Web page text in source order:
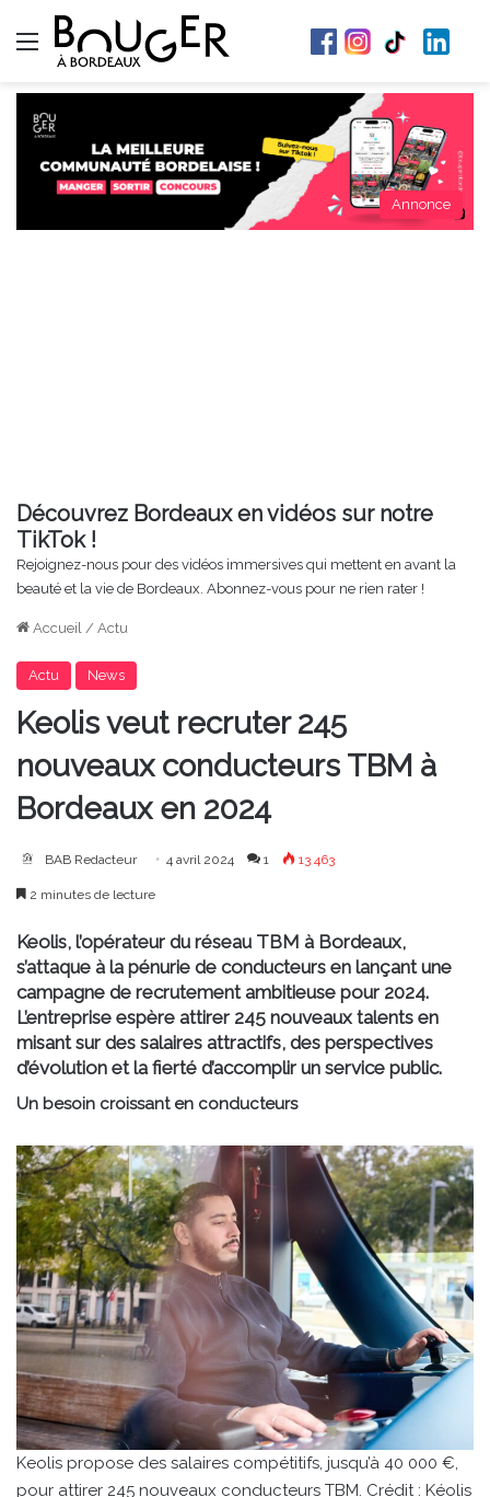
Menu
Annonce
Découvrez Bordeaux en vidéos sur notre
TikTok !
Rejoignez-nous pour des vidéos immersives qui mettent en avant la
beauté et la vie de Bordeaux. Abonnez-vous pour ne rien rater !
Accueil / Actu
Actu News
Keolis veut recruter 245
nouveaux conducteurs TBM à
Bordeaux en 2024
BAB Redacteur 4 avril 2024 1 13 463
2 minutes de lecture
Keolis, l’opérateur du réseau TBM à Bordeaux,
s’attaque à la pénurie de conducteurs en lançant une
campagne de recrutement ambitieuse pour 2024.
L’entreprise espère attirer 245 nouveaux talents en
misant sur des salaires attractifs, des perspectives
d’évolution et la fierté d’accomplir un service public.
Un besoin croissant en conducteurs
Keolis propose des salaires compétitifs, jusqu’à 40 000 €,
pour attirer 245 nouveaux conducteurs TBM. Crédit : Kéolis